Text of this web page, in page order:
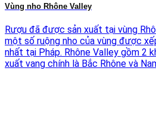
Vùng nho Rhône Valley
Rượu đã được sản xuất tại vùng
một số ruộng nho của vùng được
nhất tại Pháp. Rhône Valley gồm 2
xuất vang chính là Bắc Rhône và